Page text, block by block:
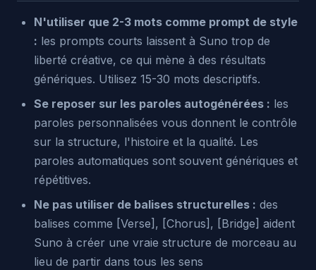
N'utiliser que 2-3 mots comme prompt de style
: les prompts courts laissent à Suno trop de
liberté créative, ce qui mène à des résultats
génériques. Utilisez 15-30 mots descriptifs.
Se reposer sur les paroles autogénérées : les
paroles personnalisées vous donnent le contrôle
sur la structure, l'histoire et la qualité. Les
paroles automatiques sont souvent génériques et
répétitives.
Ne pas utiliser de balises structurelles : des
balises comme [Verse], [Chorus], [Bridge] aident
Suno à créer une vraie structure de morceau au
lieu de partir dans tous les sens